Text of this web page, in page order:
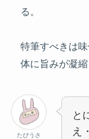
る。
特筆すべきは
体に旨みが凝
たびうさ
と
え